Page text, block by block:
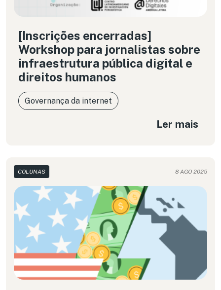
[Inscrições encerradas]
Workshop para jornalistas sobre
infraestrutura pública digital e
direitos humanos
Governança da internet
Ler mais
COLUNAS 8 AGO 2025